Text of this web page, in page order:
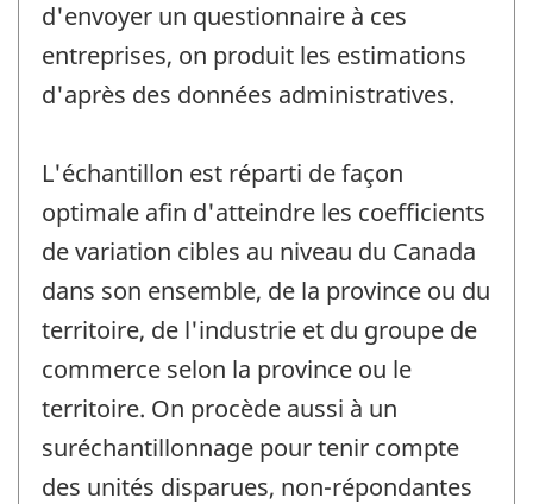
d'envoyer un questionnaire à ces
entreprises, on produit les estimations
d'après des données administratives.
L'échantillon est réparti de façon
optimale afin d'atteindre les coefficients
de variation cibles au niveau du Canada
dans son ensemble, de la province ou du
territoire, de l'industrie et du groupe de
commerce selon la province ou le
territoire. On procède aussi à un
suréchantillonnage pour tenir compte
des unités disparues, non-répondantes